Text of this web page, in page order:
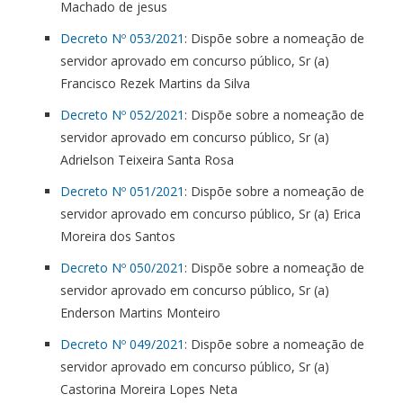
Machado de jesus
Decreto Nº 053/2021 : Dispõe sobre a nomeação de
servidor aprovado em concurso público, Sr (a)
Francisco Rezek Martins da Silva
Decreto Nº 052/2021 : Dispõe sobre a nomeação de
servidor aprovado em concurso público, Sr (a)
Adrielson Teixeira Santa Rosa
Decreto Nº 051/2021 : Dispõe sobre a nomeação de
servidor aprovado em concurso público, Sr (a) Erica
Moreira dos Santos
Decreto Nº 050/2021 : Dispõe sobre a nomeação de
servidor aprovado em concurso público, Sr (a)
Enderson Martins Monteiro
Decreto Nº 049/2021 : Dispõe sobre a nomeação de
servidor aprovado em concurso público, Sr (a)
Castorina Moreira Lopes Neta